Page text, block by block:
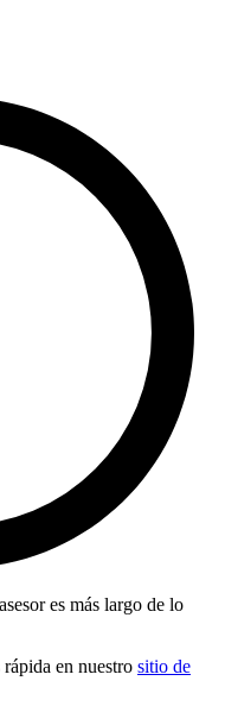
es más largo de lo
en nuestro sitio de